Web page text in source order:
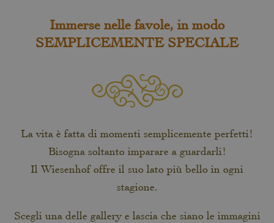
Immerse nelle favole, in modo
SEMPLICEMENTE SPECIALE
La vita è fatta di momenti semplicemente perfetti!
Bisogna soltanto imparare a guardarli!
Il Wiesenhof offre il suo lato più bello in ogni
stagione.
Scegli una delle gallery e lascia che siano le immagini